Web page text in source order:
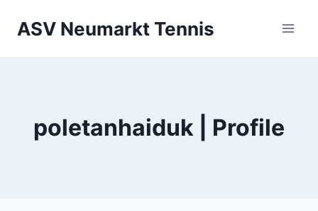
InhaltASV Neumarkt Tennis
poletanhaiduk | Profile